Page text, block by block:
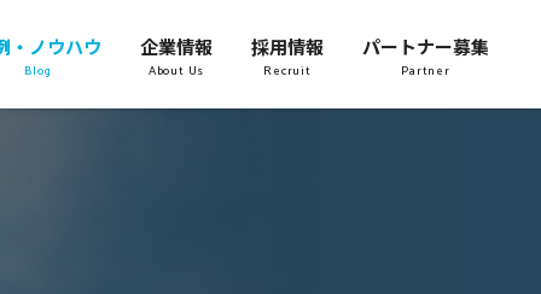
・ノウハウ
Blog
企業情報
About Us
採用情報
Recruit
パートナー募集
Partner